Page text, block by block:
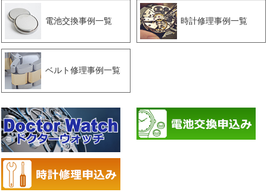
電池交換事例一覧 時計修理事例一覧
ベルト修理事例一覧